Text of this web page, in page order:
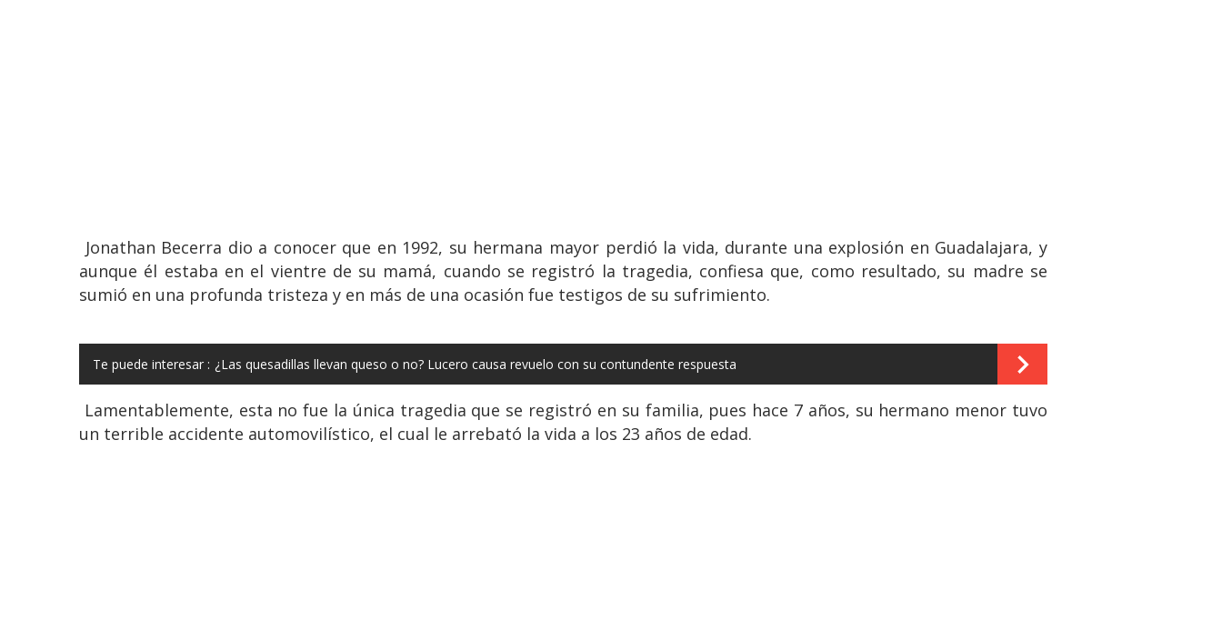
Jonathan Becerra dio a conocer que en 1992, su hermana mayor perdió la vida, durante una explosión en Guadalajara, y
aunque él estaba en el vientre de su mamá, cuando se registró la tragedia, confiesa que, como resultado, su madre se
sumió en una profunda tristeza y en más de una ocasión fue testigos de su sufrimiento.
Te puede interesar : ¿Las quesadillas llevan queso o no? Lucero causa revuelo con su contundente respuesta
Lamentablemente, esta no fue la única tragedia que se registró en su familia, pues hace 7 años, su hermano menor tuvo
un terrible accidente automovilístico, el cual le arrebató la vida a los 23 años de edad.